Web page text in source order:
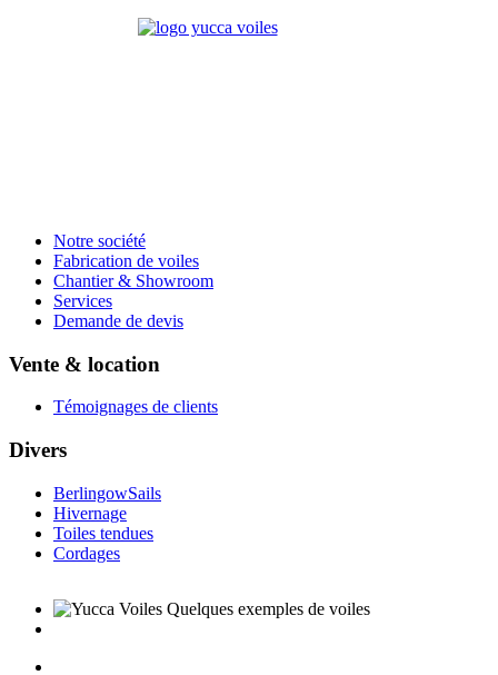
Notre société
Fabrication de voiles
Chantier & Showroom
Services
Demande de devis
Vente & location
Témoignages de clients
Divers
BerlingowSails
Hivernage
Toiles tendues
Cordages